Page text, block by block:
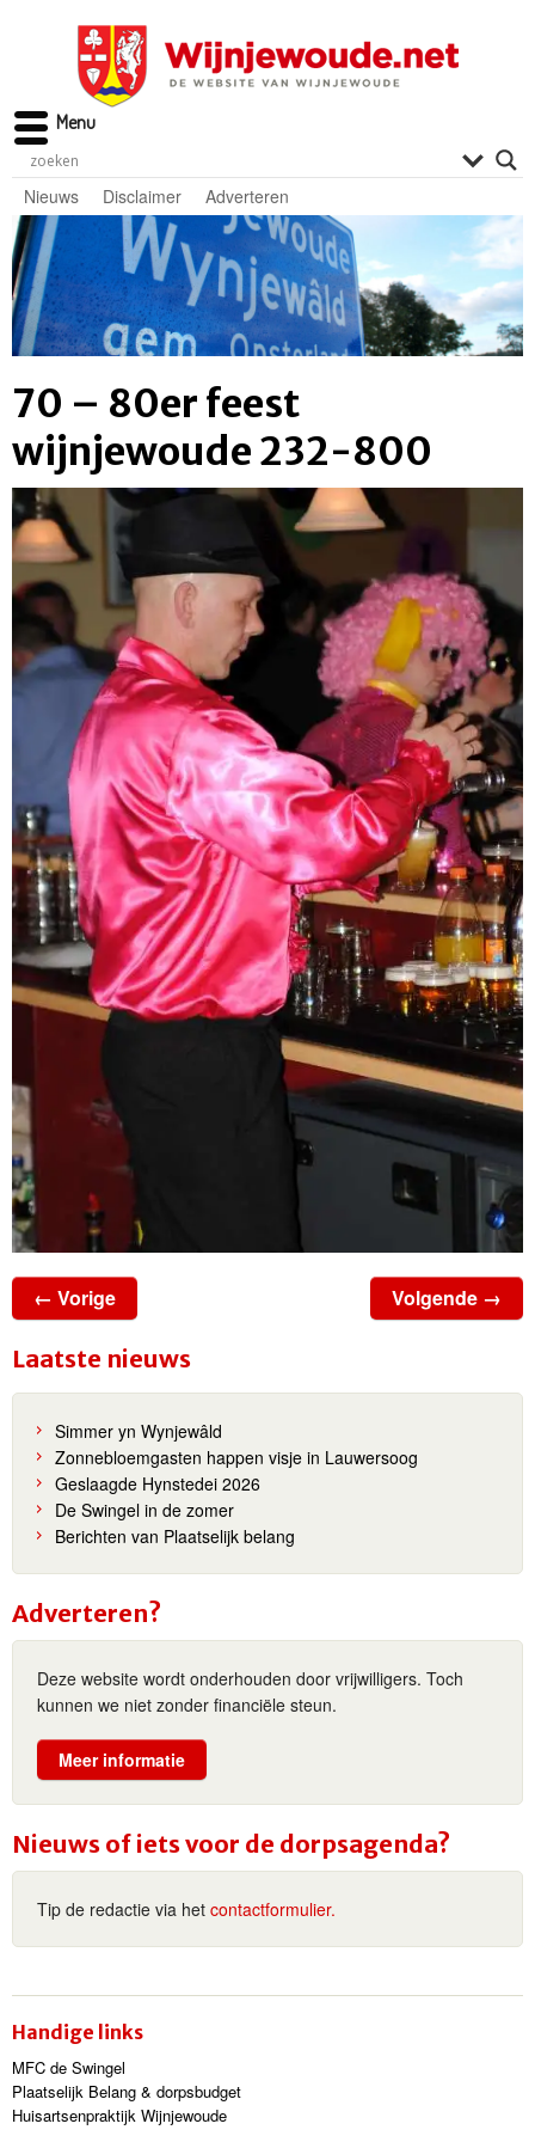
Nieuws Disclaimer Adverteren
70 – 80er feest
wijnjewoude 232-800
← Vorige Volgende →
Laatste nieuws
Simmer yn Wynjewâld
Zonnebloemgasten happen visje in Lauwersoog
Geslaagde Hynstedei 2026
De Swingel in de zomer
Berichten van Plaatselijk belang
Adverteren?
Deze website wordt onderhouden door vrijwilligers. Toch
kunnen we niet zonder financiële steun.
Meer informatie
Nieuws of iets voor de dorpsagenda?
Tip de redactie via het contactformulier.
Handige links
MFC de Swingel
Plaatselijk Belang & dorpsbudget
Huisartsenpraktijk Wijnjewoude
Menu